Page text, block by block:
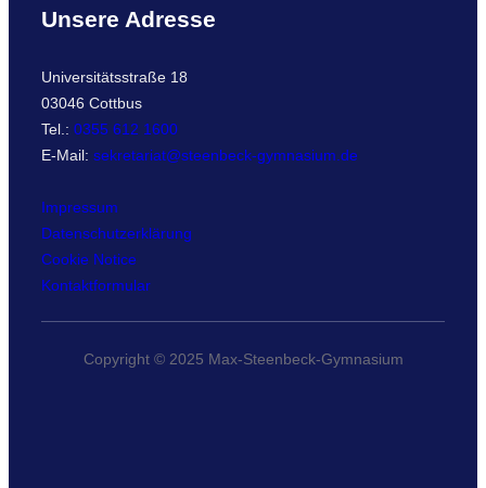
Unsere Adresse
Universitätsstraße 18
03046 Cottbus
Tel.: 0355 612 1600
E-Mail: sekretariat@steenbeck-gymnasium.de
Impressum
Datenschutzerklärung
Cookie Notice
Kontaktformular
Copyright © 2025 Max-Steenbeck-Gymnasium